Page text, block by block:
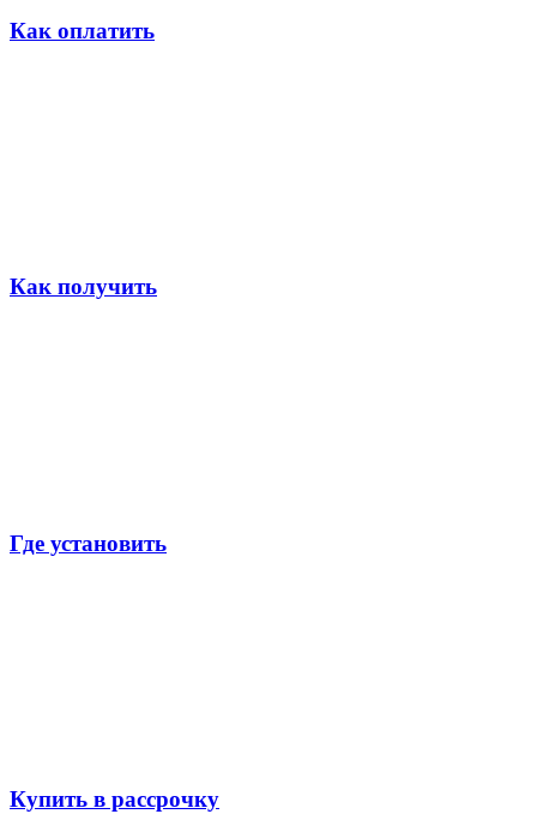
Как оплатить
Как получить
Где установить
Купить в рассрочку